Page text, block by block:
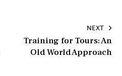
NEXT
Training for Tours: An
Old World Approach